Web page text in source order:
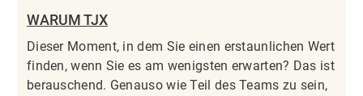
WARUM TJX
Dieser Moment, in dem Sie einen erstaunlichen Wert
finden, wenn Sie es am wenigsten erwarten? Das ist
berauschend. Genauso wie Teil des Teams zu sein,